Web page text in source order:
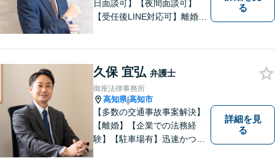
日面談可】【夜間面談可】
【受任後LINE対応可】離婚、
る
久保 宜弘 弁護士
御座法律事務所
高知県|高知市
【多数の交通事故事案解決】
【離婚】【企業での法務経
験】【駐車場有】迅速かつ丁
詳細を見
る